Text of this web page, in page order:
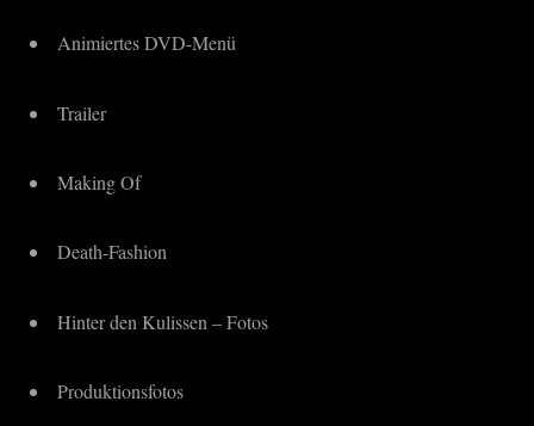
Animiertes DVD-Menü
Trailer
Making Of
Death-Fashion
Hinter den Kulissen – Fotos
Produktionsfotos